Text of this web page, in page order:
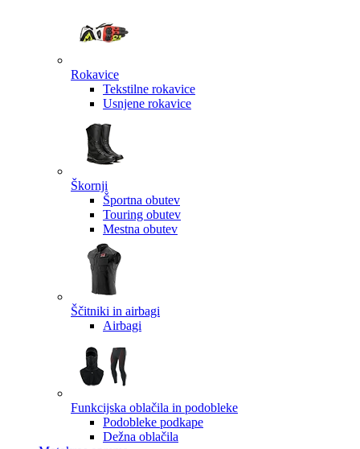
Rokavice
Tekstilne rokavice
Usnjene rokavice
Škornji
Športna obutev
Touring obutev
Mestna obutev
Ščitniki in airbagi
Airbagi
Funkcijska oblačila in podobleke
Podobleke podkape
Dežna oblačila